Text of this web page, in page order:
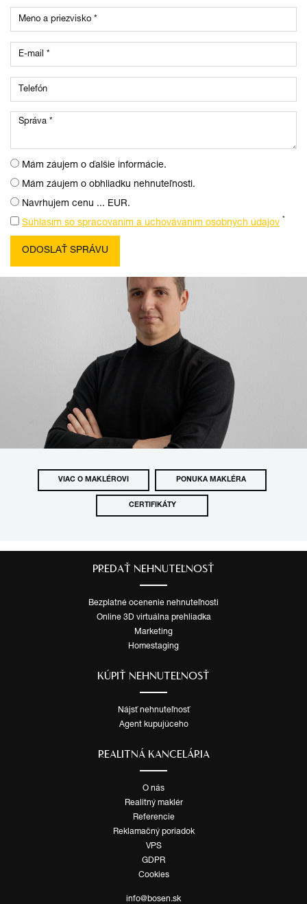
Mám záujem o ďalšie informácie.
Mám záujem o obhliadku nehnuteľnosti.
Navrhujem cenu ... EUR.
Súhlasím so spracovaním a uchovávaním osobných údajov *
VIAC O MAKLÉROVI PONUKA MAKLÉRA
CERTIFIKÁTY
PREDAŤ NEHNUTEĽNOSŤ
Bezplatné ocenenie nehnuteľnosti
Online 3D virtuálna prehliadka
Marketing
Homestaging
KÚPIŤ NEHNUTEĽNOSŤ
Nájsť nehnuteľnosť
Agent kupujúceho
REALITNÁ KANCELÁRIA
O nás
Realitný maklér
Referencie
Reklamačný poriadok
VPS
GDPR
Cookies
info@bosen.sk